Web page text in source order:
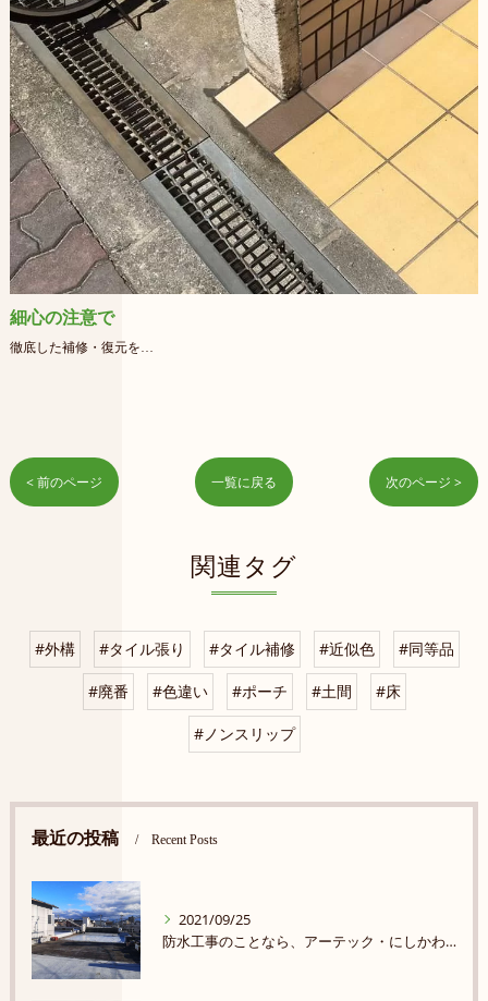
細心の注意で
徹底した補修・復元を…
< 前のページ 一覧に戻る 次のページ >
関連タグ
#外構 #タイル張り #タイル補修 #近似色 #同等品
#廃番 #色違い #ポーチ #土間 #床
#ノンスリップ
最近の投稿 Recent Posts
2021/09/25
防水工事のことなら、アーテック・にしかわ まで★★★★★